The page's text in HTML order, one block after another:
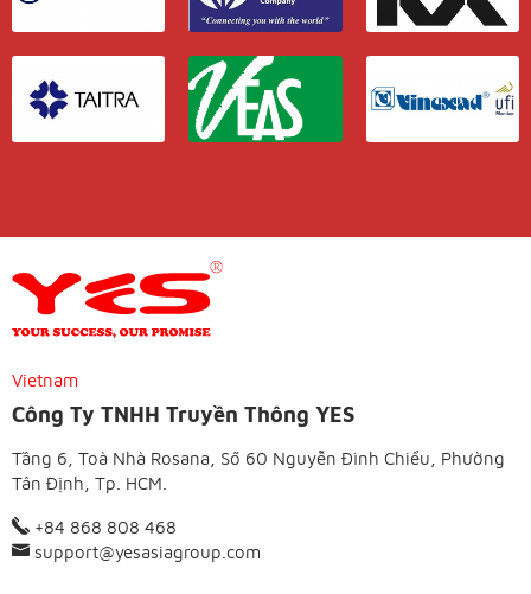
Vietnam
Công Ty TNHH Truyền Thông YES
Tầng 6, Toà Nhà Rosana, Số 60 Nguyễn Đình Chiểu, Phường
Tân Định, Tp. HCM.
+84 868 808 468
support@yesasiagroup.com